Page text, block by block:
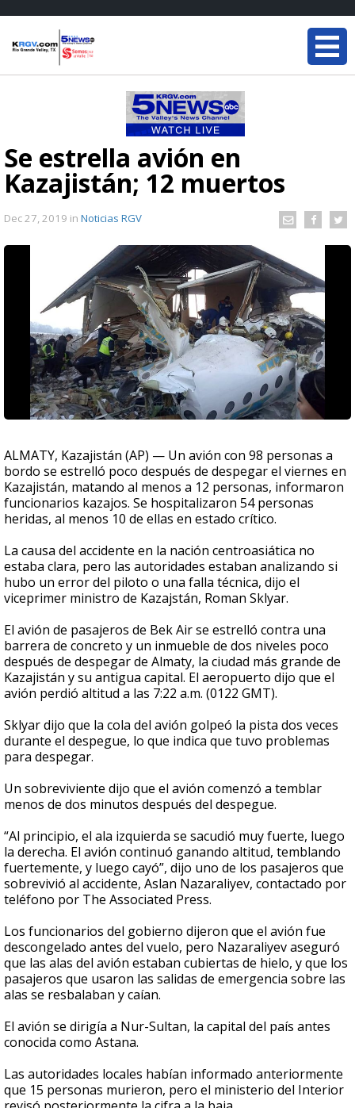
Se estrella avión en
Kazajistán; 12 muertos
Dec 27, 2019 in Noticias RGV
ALMATY, Kazajistán (AP) — Un avión con 98 personas a
bordo se estrelló poco después de despegar el viernes en
Kazajistán, matando al menos a 12 personas, informaron
funcionarios kazajos. Se hospitalizaron 54 personas
heridas, al menos 10 de ellas en estado crítico.
La causa del accidente en la nación centroasiática no
estaba clara, pero las autoridades estaban analizando si
hubo un error del piloto o una falla técnica, dijo el
viceprimer ministro de Kazajstán, Roman Sklyar.
El avión de pasajeros de Bek Air se estrelló contra una
barrera de concreto y un inmueble de dos niveles poco
después de despegar de Almaty, la ciudad más grande de
Kazajistán y su antigua capital. El aeropuerto dijo que el
avión perdió altitud a las 7:22 a.m. (0122 GMT).
Sklyar dijo que la cola del avión golpeó la pista dos veces
durante el despegue, lo que indica que tuvo problemas
para despegar.
Un sobreviviente dijo que el avión comenzó a temblar
menos de dos minutos después del despegue.
“Al principio, el ala izquierda se sacudió muy fuerte, luego
la derecha. El avión continuó ganando altitud, temblando
fuertemente, y luego cayó”, dijo uno de los pasajeros que
sobrevivió al accidente, Aslan Nazaraliyev, contactado por
teléfono por The Associated Press.
Los funcionarios del gobierno dijeron que el avión fue
descongelado antes del vuelo, pero Nazaraliyev aseguró
que las alas del avión estaban cubiertas de hielo, y que los
pasajeros que usaron las salidas de emergencia sobre las
alas se resbalaban y caían.
El avión se dirigía a Nur-Sultan, la capital del país antes
conocida como Astana.
Las autoridades locales habían informado anteriormente
que 15 personas murieron, pero el ministerio del Interior